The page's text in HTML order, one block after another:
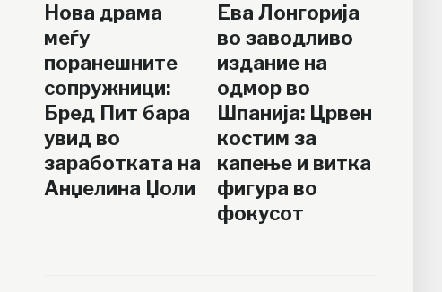
Нова драма
меѓу
поранешните
сопружници:
Бред Пит бара
увид во
заработката на
Анџелина Џоли
Ева Лонгорија
во заводливо
издание на
одмор во
Шпанија: Црвен
костим за
капење и витка
фигура во
фокусот